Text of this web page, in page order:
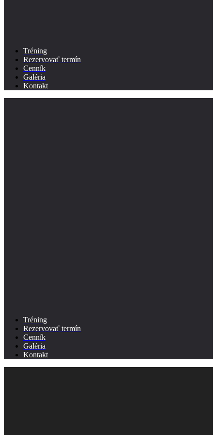
Tréning
Rezervovať termín
Cenník
Galéria
Kontakt
Tréning
Rezervovať termín
Cenník
Galéria
Kontakt